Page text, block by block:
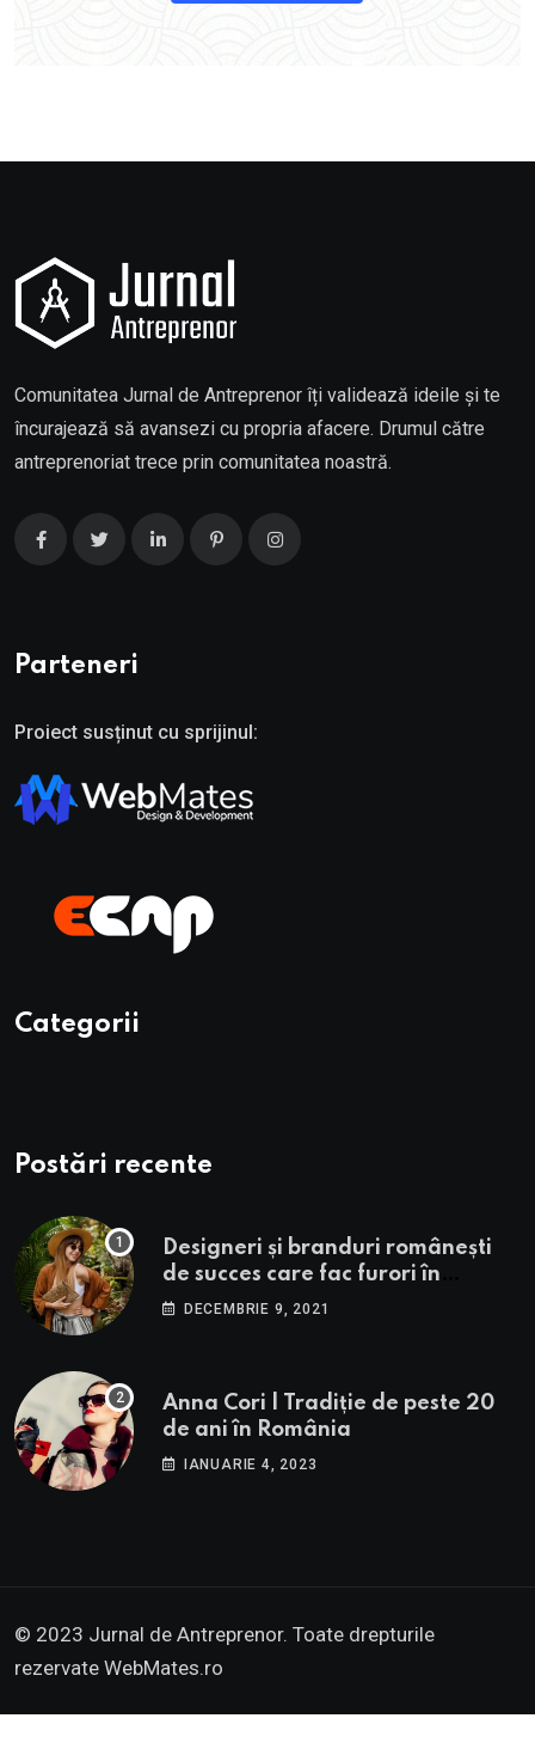
Comunitatea Jurnal de Antreprenor îți validează ideile și te
încurajează să avansezi cu propria afacere. Drumul către
antreprenoriat trece prin comunitatea noastră.
Parteneri
Proiect susținut cu sprijinul:
Categorii
Postări recente
Designeri și branduri românești
de succes care fac furori în
străinătate.
DECEMBRIE 9, 2021
Anna Cori | Tradiție de peste 20
de ani în România
IANUARIE 4, 2023
© 2023 Jurnal de Antreprenor. Toate drepturile
rezervate WebMates.ro